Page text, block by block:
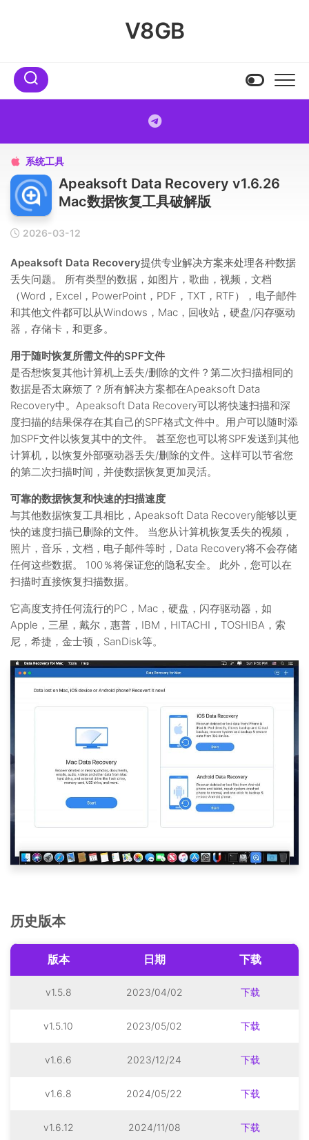
V8GB
 系统工具
Apeaksoft Data Recovery v1.6.26
Mac数据恢复工具破解版
2026-03-12
Apeaksoft Data Recovery提供专业解决方案来处理各种数据
丢失问题。 所有类型的数据，如图片，歌曲，视频，文档
（Word，Excel，PowerPoint，PDF，TXT，RTF），电子邮件
和其他文件都可以从Windows，Mac，回收站，硬盘/闪存驱动
器，存储卡，和更多。
用于随时恢复所需文件的SPF文件
是否想恢复其他计算机上丢失/删除的文件？第二次扫描相同的
数据是否太麻烦了？所有解决方案都在Apeaksoft Data
Recovery中。Apeaksoft Data Recovery可以将快速扫描和深
度扫描的结果保存在其自己的SPF格式文件中。用户可以随时添
加SPF文件以恢复其中的文件。 甚至您也可以将SPF发送到其他
计算机，以恢复外部驱动器丢失/删除的文件。这样可以节省您
的第二次扫描时间，并使数据恢复更加灵活。
可靠的数据恢复和快速的扫描速度
与其他数据恢复工具相比，Apeaksoft Data Recovery能够以更
快的速度扫描已删除的文件。 当您从计算机恢复丢失的视频，
照片，音乐，文档，电子邮件等时，Data Recovery将不会存储
任何这些数据。 100％将保证您的隐私安全。 此外，您可以在
扫描时直接恢复扫描数据。
它高度支持任何流行的PC，Mac，硬盘，闪存驱动器，如
Apple，三星，戴尔，惠普，IBM，HITACHI，TOSHIBA，索
尼，希捷，金士顿，SanDisk等。
历史版本
版本 日期 下载
v1.5.8 2023/04/02 下载
v1.5.10 2023/05/02 下载
v1.6.6 2023/12/24 下载
v1.6.8 2024/05/22 下载
v1.6.12 2024/11/08 下载